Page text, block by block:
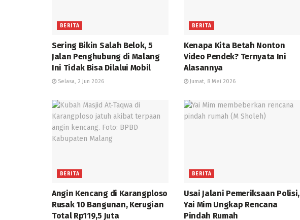
BERITA
Sering Bikin Salah Belok, 5
Jalan Penghubung di Malang
Ini Tidak Bisa Dilalui Mobil
Selasa, 2 Jun 2026
BERITA
Kenapa Kita Betah Nonton
Video Pendek? Ternyata Ini
Alasannya
Jumat, 8 Mei 2026
BERITA
Angin Kencang di Karangploso
Rusak 10 Bangunan, Kerugian
Total Rp119,5 Juta
BERITA
Usai Jalani Pemeriksaan Polisi,
Yai Mim Ungkap Rencana
Pindah Rumah